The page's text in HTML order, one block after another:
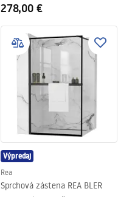
278,00 €
Výpredaj
Rea
Sprchová zástena REA BLER